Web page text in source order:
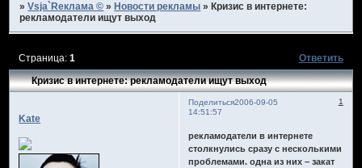
»Vsja`Rеклама © » Новости рекламы » Кризис в интернете:
рекламодатели ищут выход
Кризис в интернете: рекламодатели ищут выход
Страница:1 Ответить
Поделиться 1
2006-09-05
14:51:57
Kate
рекламодатели в интернете
столкнулись сразу с несколькими
проблемами. одна из них – закат